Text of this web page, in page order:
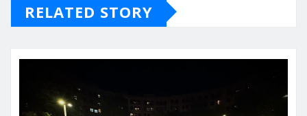
RELATED STORY